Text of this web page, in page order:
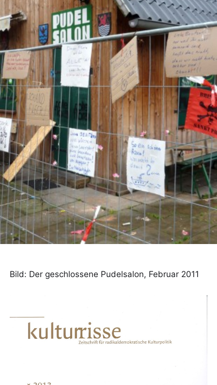
Bild: Der geschlossene Pudelsalon, Februar 2011